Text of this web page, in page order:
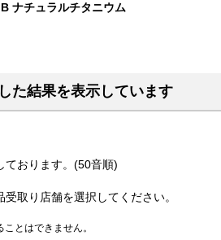
ナチュラルチタニウム
た結果を表示しています
ております。(50音順)
取り店舗を選択してください。
とはできません。